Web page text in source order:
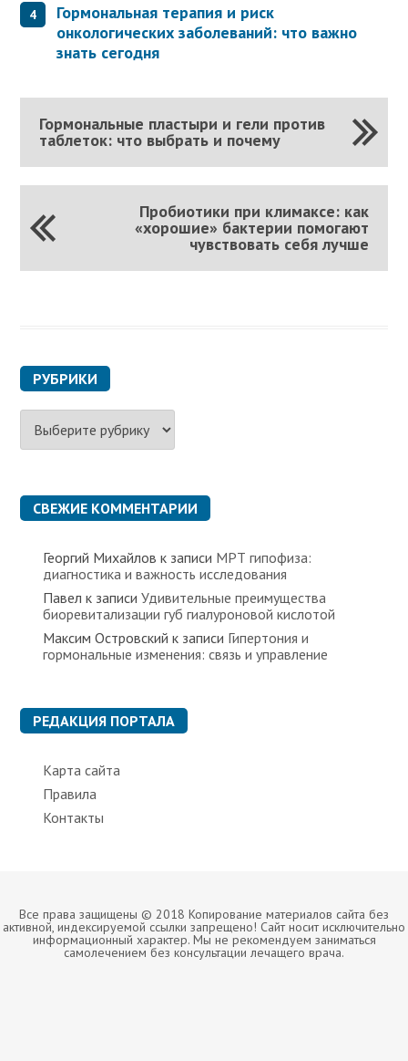
Гормональная терапия и риск
онкологических заболеваний: что важно
знать сегодня
Гормональные пластыри и гели против
таблеток: что выбрать и почему
Пробиотики при климаксе: как
«хорошие» бактерии помогают
чувствовать себя лучше
РУБРИКИ
Р
б
к
и СВЕЖИЕ КОММЕНТАРИИ
Георгий Михайлов к записи МРТ гипофиза:
диагностика и важность исследования
Павел к записиУдивительные преимущества
биоревитализации губ гиалуроновой кислотой
Максим Островский к записи Гипертония и
гормональные изменения: связь и управление
РЕДАКЦИЯ ПОРТАЛА
Карта сайта
Правила
Контакты
Все права защищены © 2018 Копирование материалов сайта без
активной, индексируемой ссылки запрещено! Сайт носит исключительно
информационный характер. Мы не рекомендуем заниматься
самолечением без консультации лечащего врача.